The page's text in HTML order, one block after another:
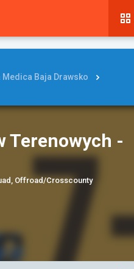
Baja Drawsko
Terenowych -
Offroad/Crosscounty